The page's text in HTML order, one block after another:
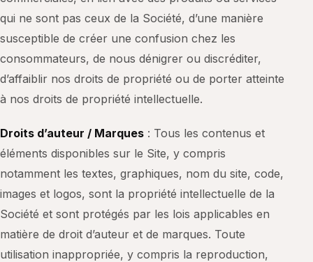
qui ne sont pas ceux de la Société, d’une manière
susceptible de créer une confusion chez les
consommateurs, de nous dénigrer ou discréditer,
d’affaiblir nos droits de propriété ou de porter atteinte
à nos droits de propriété intellectuelle.
Droits d’auteur / Marques : Tous les contenus et
éléments disponibles sur le Site, y compris
notamment les textes, graphiques, nom du site, code,
images et logos, sont la propriété intellectuelle de la
Société et sont protégés par les lois applicables en
matière de droit d’auteur et de marques. Toute
utilisation inappropriée, y compris la reproduction,